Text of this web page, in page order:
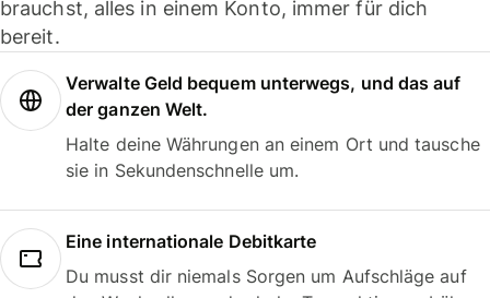
brauchst, alles in einem Konto, immer für dich
bereit.
Verwalte Geld bequem unterwegs, und das auf
der ganzen Welt.
Halte deine Währungen an einem Ort und tausche
sie in Sekundenschnelle um.
Eine internationale Debitkarte
Du musst dir niemals Sorgen um Aufschläge auf